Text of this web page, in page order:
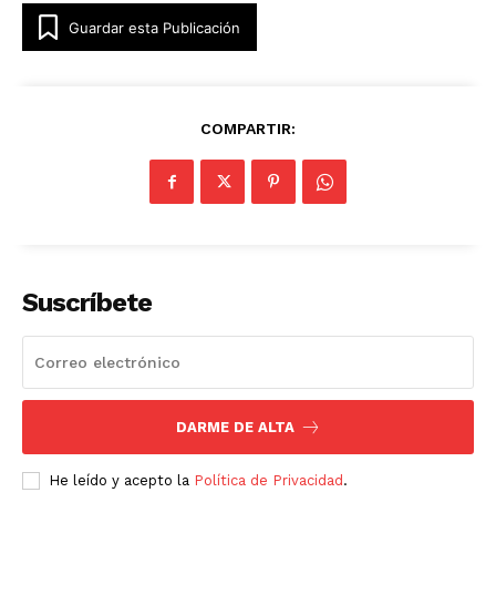
Luces
Del Siglo
Guardar esta Publicación
COMPARTIR:
Suscríbete
DARME DE ALTA
He leído y acepto la Política de Privacidad .